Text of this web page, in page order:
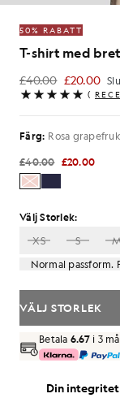
50% RABATT
T-shirt med
£40.00 £20.00
£20.00 (
Färg: Rosa
£40.00 £20.00
Välj Storlek:
XS
S
Normal passform.
VÄLJ STORLEK
Betala 6.67i 3
Hemleverans
Din integritet